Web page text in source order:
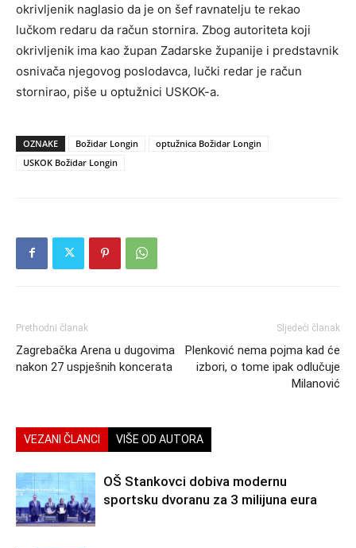
okrivljenik naglasio da je on šef ravnatelju te rekao
lučkom redaru da račun stornira. Zbog autoriteta koji
okrivljenik ima kao župan Zadarske županije i predstavnik
osnivača njegovog poslodavca, lučki redar je račun
stornirao, piše u optužnici USKOK-a.
OZNAKE Božidar Longin
optužnica Božidar Longin
USKOK Božidar Longin
Prethodni članak
Zagrebačka Arena u dugovima
nakon 27 uspješnih koncerata
Sljedeći članak
Plenković nema pojma kad će
izbori, o tome ipak odlučuje
Milanović
VEZANI ČLANCI VIŠE OD AUTORA
OŠ Stankovci dobiva modernu
sportsku dvoranu za 3 milijuna eura